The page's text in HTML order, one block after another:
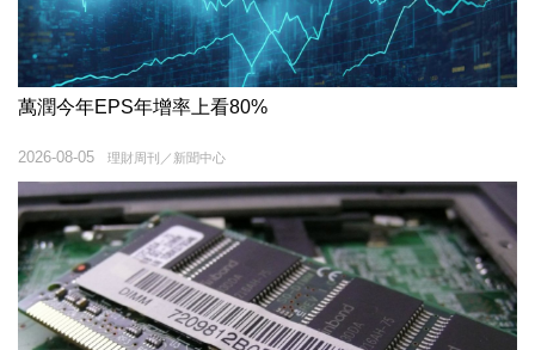
萬潤今年EPS年增率上看80%
理財周刊／新聞中心
2026-08-05